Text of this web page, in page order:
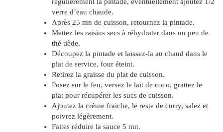
verre d’eau chaude.
Après 25 mn de cuisson, retournez la pintade.
Mettez les raisins secs à réhydrater dans un peu de
thé tiède.
Découpez la pintade et laissez-la au chaud dans le
plat de service, four éteint.
Retirez la graisse du plat de cuisson.
Posez sur le feu, versez le lait de coco, grattez le
plat pour récupérer les sucs de cuisson.
Ajoutez la crème fraiche, le reste de curry, salez et
poivrez légèrement.
Faites réduire la sauce 5 mn.